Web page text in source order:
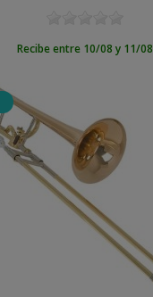
Recibe entre 10/08 y 11/08